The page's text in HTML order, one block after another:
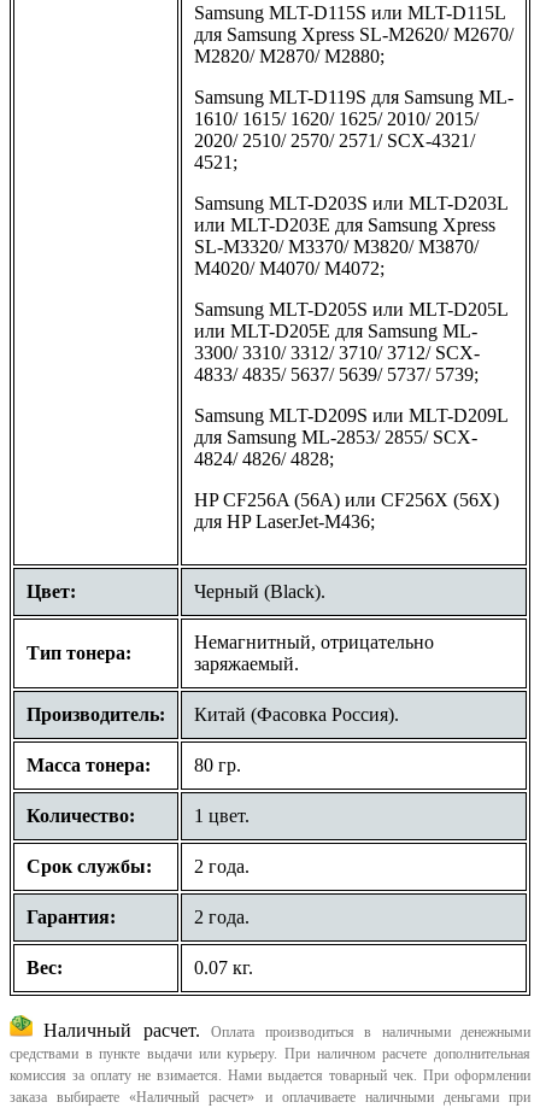
Samsung MLT-D115S или MLT-D115L
для Samsung Xpress SL-M2620/ M2670/
M2820/ M2870/ M2880;
Samsung MLT-D119S для Samsung ML-
1610/ 1615/ 1620/ 1625/ 2010/ 2015/
2020/ 2510/ 2570/ 2571/ SCX-4321/
4521;
Samsung MLT-D203S или MLT-D203L
или MLT-D203E для Samsung Xpress
SL-M3320/ M3370/ M3820/ M3870/
M4020/ M4070/ M4072;
Samsung MLT-D205S или MLT-D205L
или MLT-D205E для Samsung ML-
3300/ 3310/ 3312/ 3710/ 3712/ SCX-
4833/ 4835/ 5637/ 5639/ 5737/ 5739;
Samsung MLT-D209S или MLT-D209L
для Samsung ML-2853/ 2855/ SCX-
4824/ 4826/ 4828;
HP CF256A (56A) или CF256X (56X)
для HP LaserJet-M436;
Цвет: Черный (Black).
Тип тонера:
Немагнитный, отрицательно
заряжаемый.
Производитель: Китай (Фасовка Россия).
Масса тонера: 80 гр.
Количество: 1 цвет.
Срок службы: 2 года.
Гарантия: 2 года.
Вес: 0.07 кг.
Наличный расчет.
Оплата производиться в наличными денежными
средствами в пункте выдачи или курьеру. При наличном расчете дополнительная
комиссия за оплату не взимается. Нами выдается товарный чек. При оформлении
заказа выбираете «Наличный расчет» и оплачиваете наличными деньгами при